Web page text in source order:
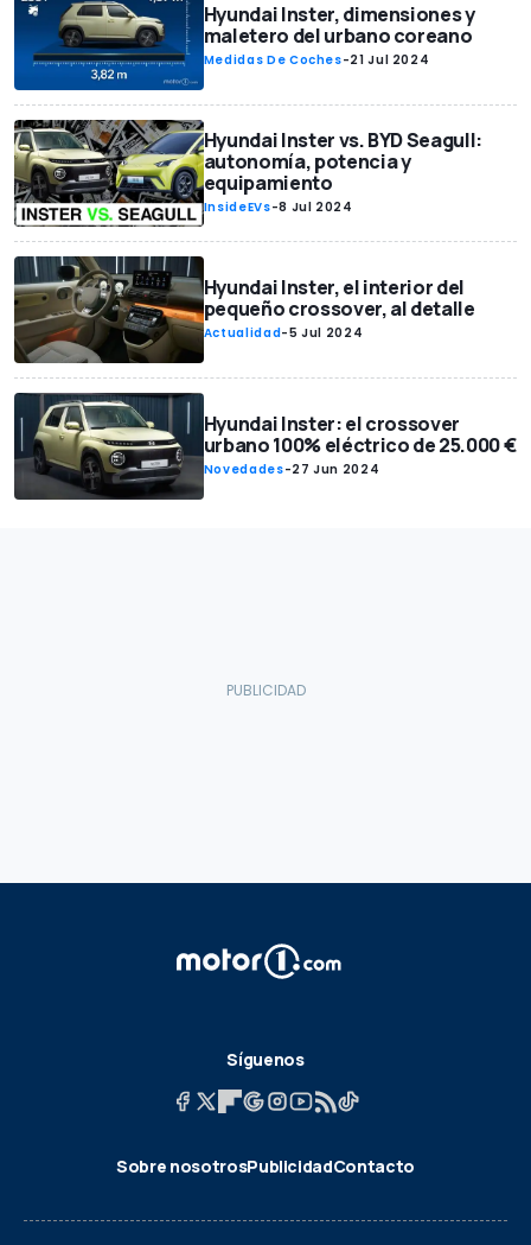
Hyundai Inster, dimensiones y
maletero del urbano coreano
Medidas De Coches-21 Jul 2024
Hyundai Inster vs. BYD Seagull:
autonomía, potencia y
equipamiento
InsideEVs-8 Jul 2024
Hyundai Inster, el interior del
pequeño crossover, al detalle
Actualidad-5 Jul 2024
Hyundai Inster: el crossover
urbano 100% eléctrico de 25.000 €
Novedades-27 Jun 2024
Síguenos
Sobre nosotrosPublicidadContacto